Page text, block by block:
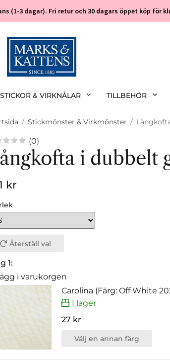
(1-3 dagar). Fri retur och 30 dagars öppet köp för
STICKOR & VIRKNÅLAR TILLBEHÖR
/ Stickmönster & Virkmönster /
(0)
i dubbelt
kr
Återställ val
1:
i varukorgen
Carolina (Färg: Off White
I lager
27 kr
Välj en annan färg